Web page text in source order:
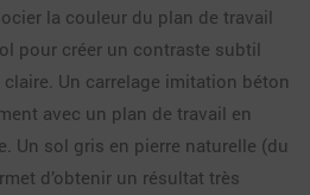
la couleur du plan de travail
pour créer un contraste subtil
Un carrelage imitation béton
avec un plan de travail en
Un sol gris en pierre naturelle (du
d’obtenir un résultat très